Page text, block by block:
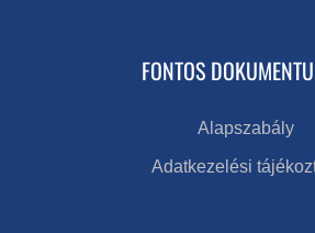
FONTOS
Alapszabály
Adatkezelési